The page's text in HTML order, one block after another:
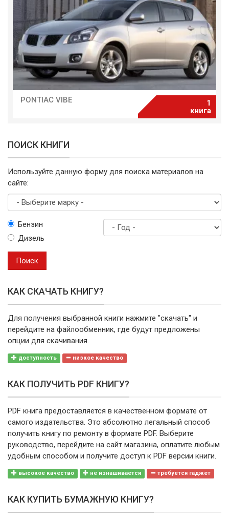
PONTIAC VIBE
1
книга
ПОИСК КНИГИ
Используйте данную форму для поиска материалов на
сайте:
маркуБензин
Дизель
Поиск
КАК СКАЧАТЬ КНИГУ?
Для получения выбранной книги нажмите "скачать" и
перейдите на файлообменник, где будут предложены
опции для скачивания.
доступность низкое качество
КАК ПОЛУЧИТЬ PDF КНИГУ?
PDF книга предоставляется в качественном формате от
самого издательства. Это абсолютно легальный способ
получить книгу по ремонту в формате PDF. Выберите
руководство, перейдите на сайт магазина, оплатите любым
удобным способом и получите доступ к PDF версии книги.
высокое качество не изнашивается требуется гаджет
КАК КУПИТЬ БУМАЖНУЮ КНИГУ?